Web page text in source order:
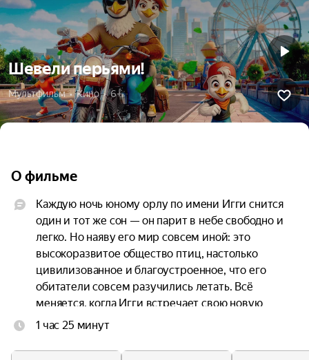
Шевели перьями!
Мультфильм  •  Кино  •  6+
О фильме
Каждую ночь юному орлу по имени Игги снится
один и тот же сон — он парит в небе свободно и
легко. Но наяву его мир совсем иной: это
высокоразвитое общество птиц, настолько
цивилизованное и благоустроенное, что его
обитатели совсем разучились летать. Всё
меняется, когда Игги встречает свою новую
одноклассницу Ив, без ума влюблённую в
наконец обретает смелость взглянуть в глаза
1 час 25 минут